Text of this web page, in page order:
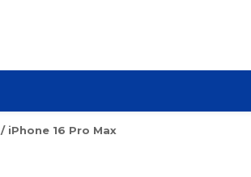
/ iPhone 16 Pro Max